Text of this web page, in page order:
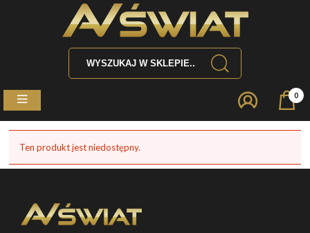
0
Ten produkt jest niedostępny.